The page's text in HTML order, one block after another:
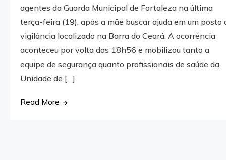
agentes da Guarda Municipal de Fortaleza na última
terça-feira (19), após a mãe buscar ajuda em um posto
vigilância localizado na Barra do Ceará. A ocorrência
aconteceu por volta das 18h56 e mobilizou tanto a
equipe de segurança quanto profissionais de saúde da
Unidade de […]
Read More